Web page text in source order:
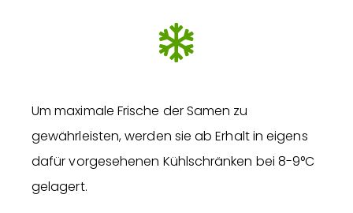
Um maximale Frische der Samen zu
gewährleisten, werden sie ab Erhalt in eigens
dafür vorgesehenen Kühlschränken bei 8-9°C
gelagert.